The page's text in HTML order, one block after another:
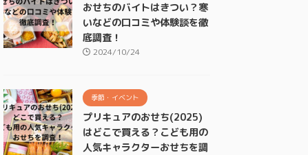
おせちのバイトはきつい？寒
いなどの口コミや体験談を徹
底調査！
2024/10/24
季節・イベント
プリキュアのおせち(2025)
はどこで買える？こども用の
人気キャラクターおせちを調